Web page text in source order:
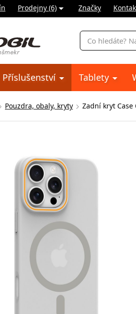
Prodejny (6) Značky
Vyhledávání
Příslušenství Tablety
Pouzdra, obaly, kryty Zadní kryt